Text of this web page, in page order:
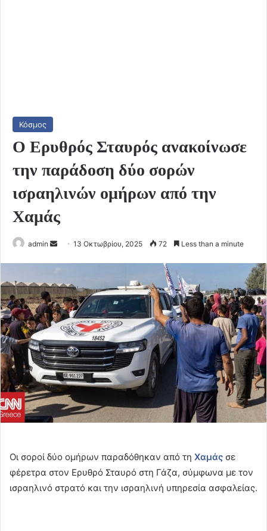
Κόσμος
Ο Ερυθρός Σταυρός ανακοίνωσε
την παράδοση δύο σορών
ισραηλινών ομήρων από την
Χαμάς
admin
Send13 Οκτωβρίου, 2025 72 Less than a minute
Οι σοροί δύο ομήρων παραδόθηκαν από τη Χαμάς σε
φέρετρα στον Ερυθρό Σταυρό στη Γάζα, σύμφωνα με τον
ισραηλινό στρατό και την ισραηλινή υπηρεσία ασφαλείας.